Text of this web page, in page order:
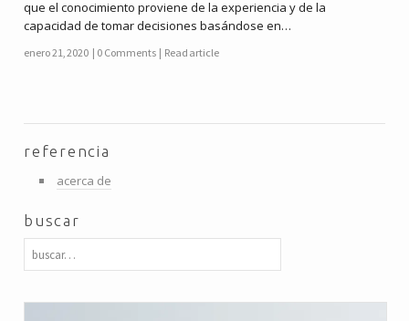
que el conocimiento proviene de la experiencia y de la
capacidad de tomar decisiones basándose en…
enero 21, 2020 0 Comments Read article
referencia
acerca de
buscar